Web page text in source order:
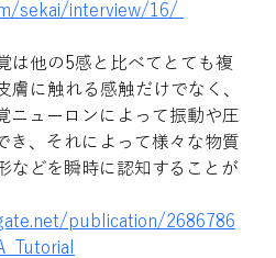
sekai/interview/16/
は他の5感と比べてとても複
膚に触れる感触だけでなく、
ニューロンによって振動や圧
き、それによって様々な物質
などを瞬時に認知することが
publication/2686786